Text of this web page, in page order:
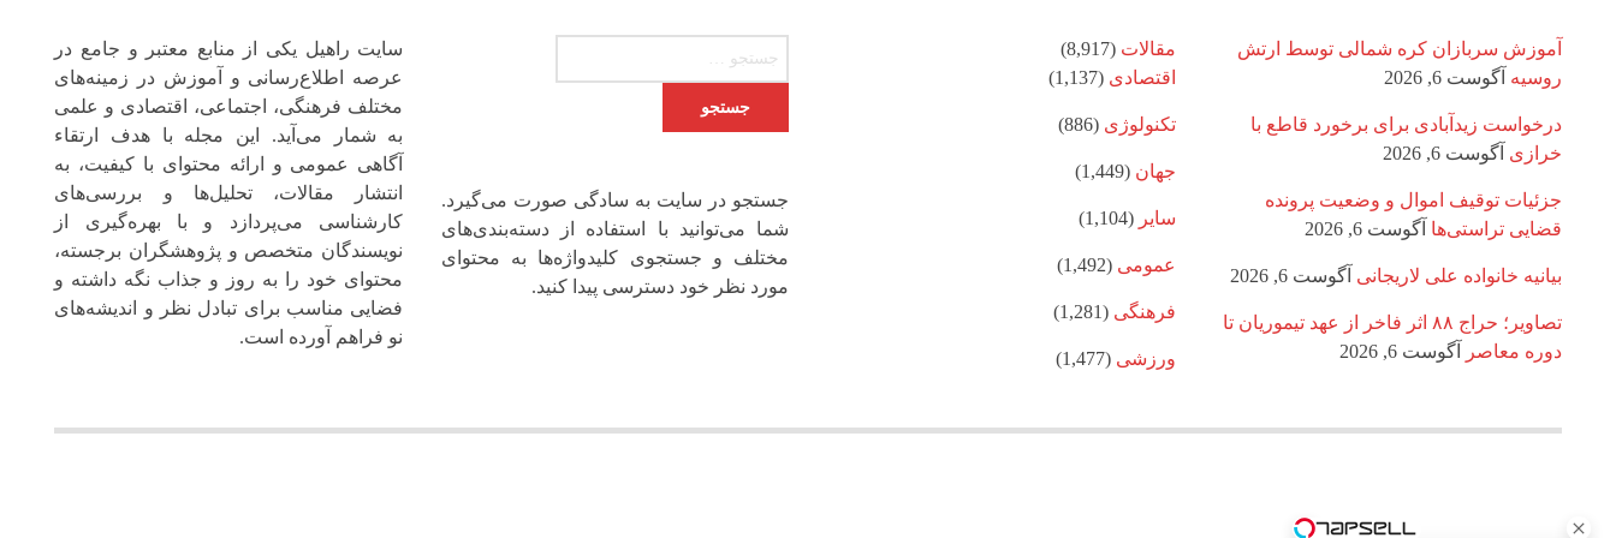
آموزش سربازان کره شمالی توسط ارتش
روسیه آگوست 6, 2026
درخواست زیدآبادی برای برخورد قاطع با
خرازی آگوست 6, 2026
جزئیات توقیف اموال و وضعیت پرونده
قضایی تراستی‌ها آگوست 6, 2026
بیانیه خانواده علی لاریجانی آگوست 6, 2026
تصاویر؛ حراج ۸۸ اثر فاخر از عهد تیموریان تا
دوره معاصر
آگوست 6, 2026
مقالات (8,917)
اقتصادی (1,137)
تکنولوژی (886)
جهان (1,449)
سایر (1,104)
عمومی (1,492)
فرهنگی (1,281)
ورزشی (1,477)
جستجو در سایت به سادگی صورت می‌گیرد.
شما می‌توانید با استفاده از دسته‌بندی‌های
مختلف و جستجوی کلیدواژه‌ها به محتوای
مورد نظر خود دسترسی پیدا کنید.
سایت راهیل یکی از منابع معتبر و جامع در
عرصه اطلاع‌رسانی و آموزش در زمینه‌های
مختلف فرهنگی، اجتماعی، اقتصادی و علمی
به شمار می‌آید. این مجله با هدف ارتقاء
آگاهی عمومی و ارائه محتوای با کیفیت، به
انتشار مقالات، تحلیل‌ها و بررسی‌های
کارشناسی می‌پردازد و با بهره‌گیری از
نویسندگان متخصص و پژوهشگران برجسته،
محتوای خود را به‌ روز و جذاب نگه‌ داشته و
فضایی مناسب برای تبادل نظر و اندیشه‌های
نو فراهم آورده است.